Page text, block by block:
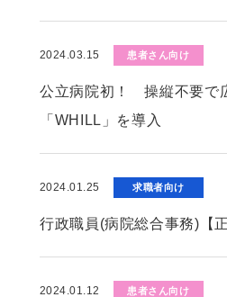
2024.03.15 患者さん向け
公立病院初！ 操縦不要で
「WHILL」を導入
2024.01.25 求職者向け
行政職員(病院総合事務)【
2024.01.12 患者さん向け